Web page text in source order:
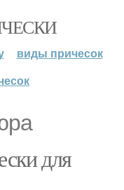
виды причесок
для